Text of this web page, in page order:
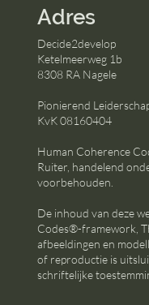
Adres
Decide2develop
Ketelmeerweg 1b
8308 RA Nagele
Pionierend
KvK 08160404
Human Coherence
Ruiter, handelend
voorbehouden.
De inhoud van deze
Codes®-framework,
afbeeldingen en
of reproductie is
schriftelijke